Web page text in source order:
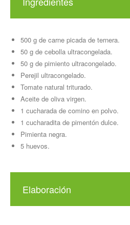
500 g de carne picada de ternera.
50 g de cebolla ultracongelada.
50 g de pimiento ultracongelado.
Perejil ultracongelado.
Tomate natural triturado.
Aceite de oliva virgen.
1 cucharada de comino en polvo.
1 cucharadita de pimentón dulce.
Pimienta negra.
5 huevos.
Elaboración